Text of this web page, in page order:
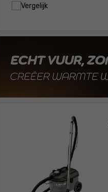
Vergelijk